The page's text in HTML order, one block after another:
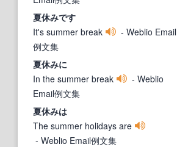
夏休みです
It's summer break
- Weblio Email
例文集
夏休みに
In the summer break
- Weblio
Email例文集
夏休みは
The summer holidays are
- Weblio Email例文集